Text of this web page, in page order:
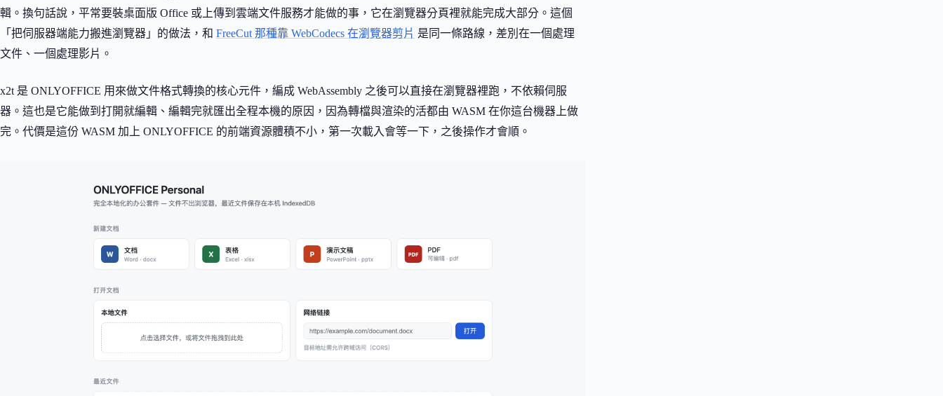
輯。換句話說，平常要裝桌面版 Office 或上傳到雲端文件服務才能做的事，它在瀏覽器分頁裡就能完成大部分。這個
「把伺服器端能力搬進瀏覽器」的做法，和 FreeCut 那種靠 WebCodecs 在瀏覽器剪片 是同一條路線，差別在一個處理
文件、一個處理影片。
x2t 是 ONLYOFFICE 用來做文件格式轉換的核心元件，編成 WebAssembly 之後可以直接在瀏覽器裡跑，不依賴伺服
器。這也是它能做到打開就編輯、編輯完就匯出全程本機的原因，因為轉檔與渲染的活都由 WASM 在你這台機器上做
完。代價是這份 WASM 加上 ONLYOFFICE 的前端資源體積不小，第一次載入會等一下，之後操作才會順。